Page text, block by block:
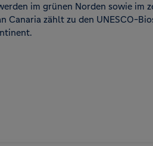
im grünen Norden sowie im
Canaria zählt zu den UNESCO-